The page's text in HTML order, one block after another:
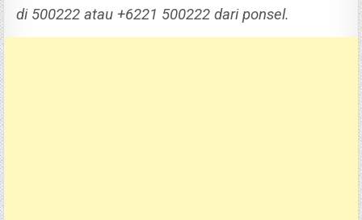
di 500222 atau +6221 500222 dari ponsel.